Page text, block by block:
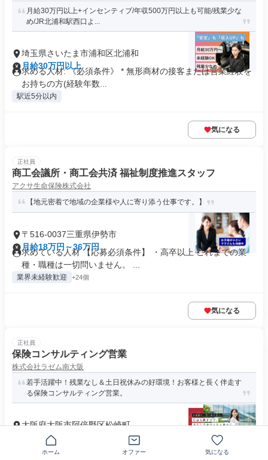
月給30万円以上+インセンティブ/年収500万円以上も可能/残業少な
め/JR北浦和駅西口よ...
埼玉県さいたま市浦和区北浦和
月給30万円以上
求める人材: 《必須条件》 * 無形商材の接客または営業経験を
お持ちの方(経験年数...
駅近5分以内
気になる
正社員
商工会議所・商工会共済 福祉制度推進スタッフ
アクサ生命保険株式会社
【地元密着で地域の企業様や人に寄り添う仕事です。】
〒516-0037三重県伊勢市
月給18万円～36万円
求めている人材 【応募必須条件】 ・高卒以上 これまでの業
種・職種は一切問いません。 ...
業界未経験歓迎 +24個
気になる
正社員
保険コンサルティング営業
株式会社ラゼム南大阪
若手活躍中！残業なし＆土日祝休みの好環境！お客様と長く伴走す
る保険コンサルティング営業。
大阪府大阪市阿倍野区松崎町
月給30万円～50万円
必要資格・経験 【必須条件】 ・普通自動車免許（AT限定可）
・高等学校卒業以上 ...
ホーム オファー 気になる